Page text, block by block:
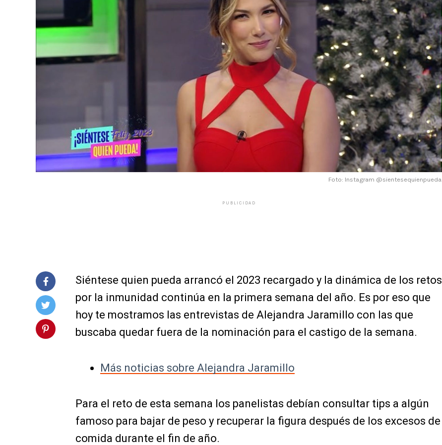
Foto: Instagram @sientesequienpueda.
PUBLICIDAD
Siéntese quien pueda arrancó el 2023 recargado y la dinámica de los retos
por la inmunidad continúa en la primera semana del año. Es por eso que
hoy te mostramos las entrevistas de Alejandra Jaramillo con las que
buscaba quedar fuera de la nominación para el castigo de la semana.
Más noticias sobre Alejandra Jaramillo
Para el reto de esta semana los panelistas debían consultar tips a algún
famoso para bajar de peso y recuperar la figura después de los excesos de
comida durante el fin de año.